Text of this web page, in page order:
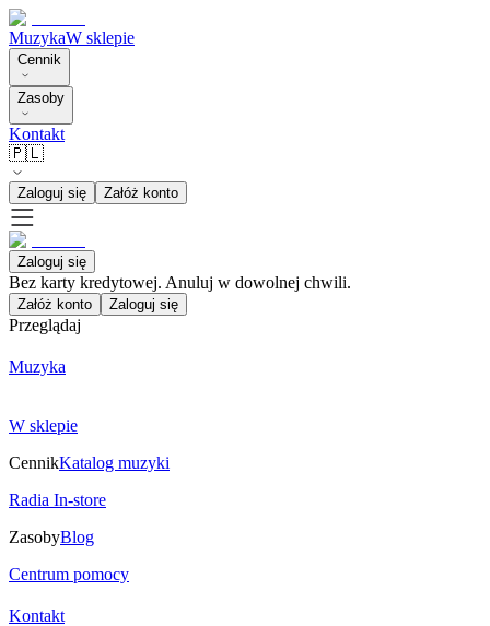
MuzykaW sklepie
Cennik
Zasoby
Kontakt
🇵🇱
Zaloguj się Załóż konto
Zaloguj się
Bez karty kredytowej. Anuluj w dowolnej chwili.
Załóż konto Zaloguj się
Przeglądaj
Muzyka
W sklepie
CennikKatalog muzyki
Radia In-store
ZasobyBlog
Centrum pomocy
Kontakt